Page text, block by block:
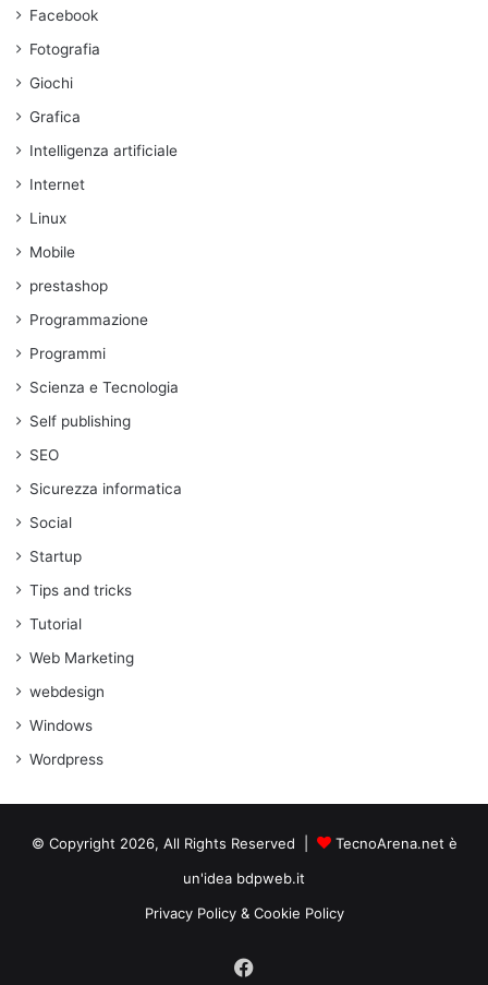
Facebook
Fotografia
Giochi
Grafica
Intelligenza artificiale
Internet
Linux
Mobile
prestashop
Programmazione
Programmi
Scienza e Tecnologia
Self publishing
SEO
Sicurezza informatica
Social
Startup
Tips and tricks
Tutorial
Web Marketing
webdesign
Windows
Wordpress
© Copyright 2026, All Rights Reserved |
TecnoArena.net è
un'idea bdpweb.it
Privacy Policy & Cookie Policy